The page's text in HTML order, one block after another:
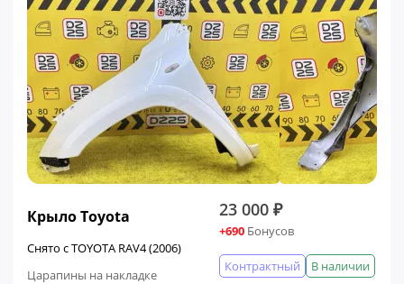
Крыло Toyota
Снято с TOYOTA RAV4 (2006)
Царапины на накладке
23 000 ₽
+690 Бонусов
В наличии
Контрактный